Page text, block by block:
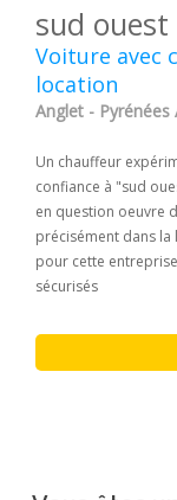
sud ouest
Voiture avec
location
Anglet - Pyrénées
Un chauffeur
confiance à "sud
en question oeuvre
précisément dans
pour cette
sécurisés